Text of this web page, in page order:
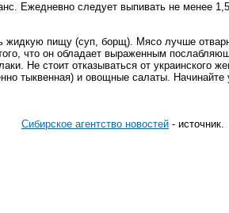
Ежедневно следует выпивать не менее
жидкую пищу (суп, борщ). Мясо лучше
что он обладает выраженным
Не стоит отказываться от
тыквенная) и овощные салаты.
Сибирское агентство новостей - источник.